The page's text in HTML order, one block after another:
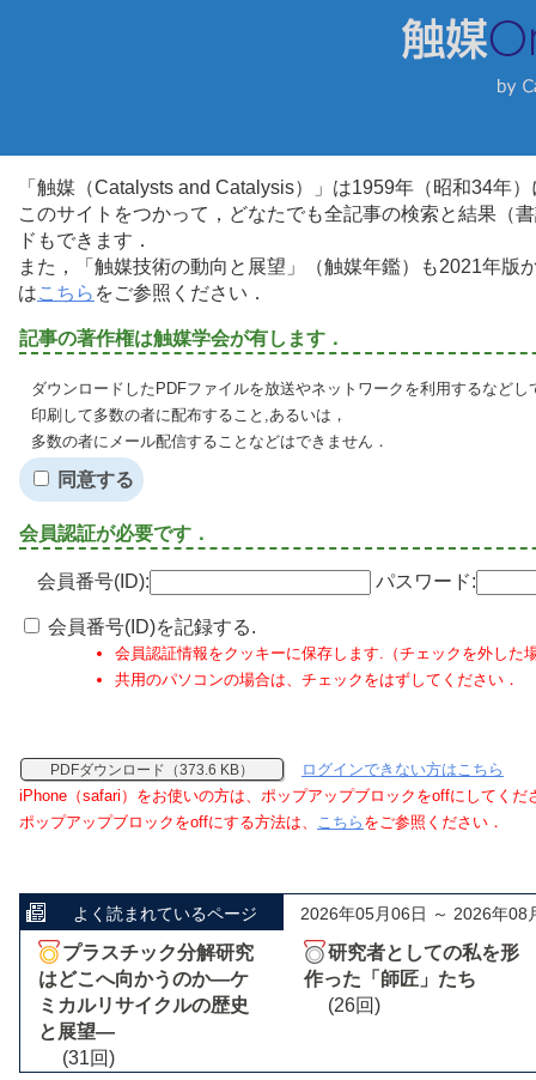
「触媒（Catalysts and Catalysis）」は1959年（昭和34年
このサイトをつかって，どなたでも全記事の検索と結果（
ドもできます．
また，「触媒技術の動向と展望」（触媒年鑑）も2021年
はこちら をご参照ください．
記事の著作権は触媒学会が有します．
ダウンロードしたPDFファイルを放送やネットワークを利用するなど
印刷して多数の者に配布すること,あるいは，
多数の者にメール配信することなどはできません．
同意する
会員認証が必要です．
会員番号(ID): パスワード:
会員番号(ID)を記録する.
会員認証情報をクッキーに保存します.（チェックを外した
共用のパソコンの場合は、チェックをはずしてください．
PDFダウンロード（373.6 KB）
ログインできない方はこちら
iPhone（safari）をお使いの方は、ポップアップブロックをoffにしてくだ
ポップアップブロックをoffにする方法は、 こちら をご参照ください．
よく読まれているページ 2026年05月06日 ～ 2026年08
プラスチック分解研究
はどこへ向かうのか―ケ
ミカルリサイクルの歴史
と展望―
(31回)
研究者としての私を形
作った「師匠」たち
(26回)